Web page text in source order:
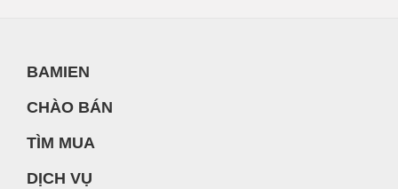
BAMIEN
CHÀO BÁN
TÌM MUA
DỊCH VỤ